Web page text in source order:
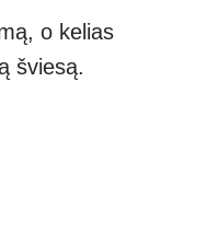
o kelias
šviesą.